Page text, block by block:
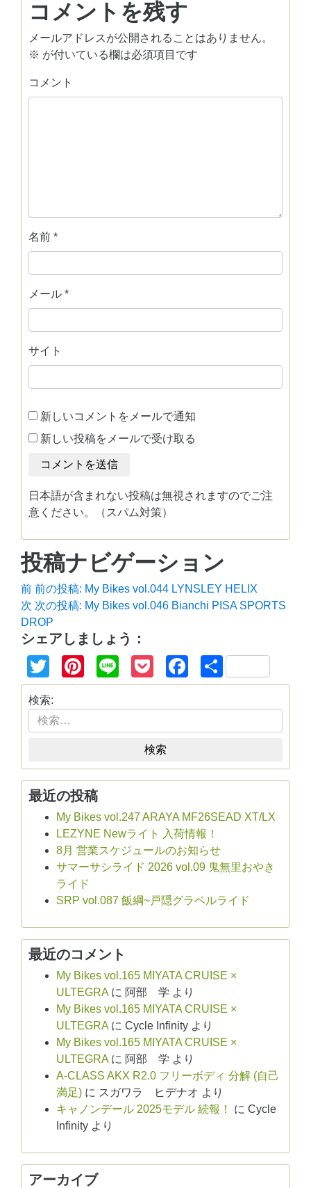
コメントを残す
メールアドレスが公開されることはありません。
※ が付いている欄は必須項目です
コメント
名前 *
メール *
サイト
新しいコメントをメールで通知
新しい投稿をメールで受け取る
日本語が含まれない投稿は無視されますのでご注
意ください。（スパム対策）
投稿ナビゲーション
前 前の投稿: My Bikes vol.044 LYNSLEY HELIX
次 次の投稿: My Bikes vol.046 Bianchi PISA SPORTS
DROP
シェアしましょう：
TwitterPinterest
Line PocketFacebook
共
有
検索:
検索
最近の投稿
My Bikes vol.247 ARAYA MF26SEAD XT/LX
LEZYNE Newライト 入荷情報！
8月 営業スケジュールのお知らせ
サマーサシライド 2026 vol.09 鬼無里おやき
ライド
SRP vol.087 飯綱~戸隠グラベルライド
最近のコメント
My Bikes vol.165 MIYATA CRUISE ×
ULTEGRA に 阿部 学 より
My Bikes vol.165 MIYATA CRUISE ×
ULTEGRA に Cycle Infinity より
My Bikes vol.165 MIYATA CRUISE ×
ULTEGRA に 阿部 学 より
A-CLASS AKX R2.0 フリーボディ 分解 (自己
満足) に スガワラ ヒデナオ より
キャノンデール 2025モデル 続報！
に Cycle
Infinity より
アーカイブ